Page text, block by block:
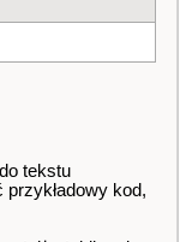
tekstu
kod,